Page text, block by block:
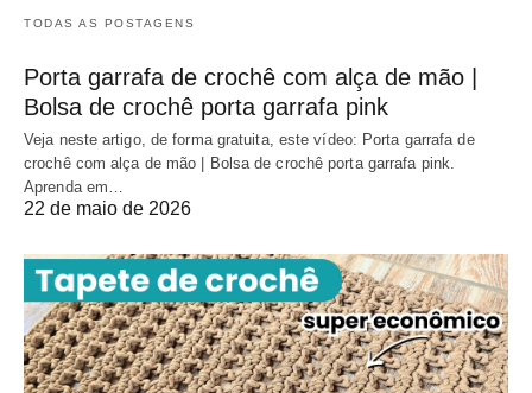
TODAS AS POSTAGENS
Porta garrafa de crochê com alça de mão |
Bolsa de crochê porta garrafa pink
Veja neste artigo, de forma gratuita, este vídeo: Porta garrafa de
crochê com alça de mão | Bolsa de crochê porta garrafa pink.
Aprenda em…
22 de maio de 2026